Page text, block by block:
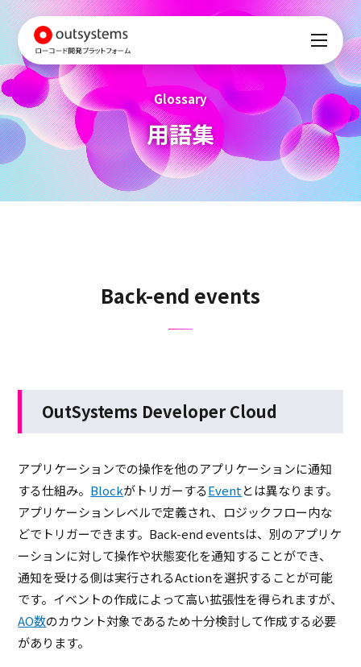
Glossary
用語集
Back-end events
OutSystems Developer Cloud
アプリケーションでの操作を他のアプリケーションに通知
する仕組み。 BlockがトリガーするEventとは異なります。
アプリケーションレベルで定義され、ロジックフロー内な
どでトリガーできます。Back-end eventsは、別のアプリケ
ーションに対して操作や状態変化を通知することができ、
通知を受ける側は実行されるActionを選択することが可能
です。イベントの作成によって高い拡張性を得られますが、
AO数のカウント対象であるため十分検討して作成する必要
があります。